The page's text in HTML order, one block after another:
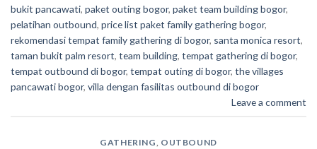
bukit pancawati, paket outing bogor, paket team building bogor,
pelatihan outbound, price list paket family gathering bogor,
rekomendasi tempat family gathering di bogor, santa monica resort,
taman bukit palm resort, team building, tempat gathering di bogor,
tempat outbound di bogor, tempat outing di bogor, the villages
pancawati bogor, villa dengan fasilitas outbound di bogor
Leave a comment
GATHERING, OUTBOUND